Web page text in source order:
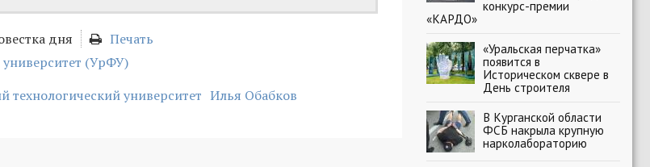
дня
Печать
(УрФУ)
технологический университет Илья Обабков
конкурс-премии
«КАРДО»
«Уральская перчатка»
появится в
Историческом сквере в
День строителя
В Курганской области
ФСБ накрыла крупную
нарколабораторию